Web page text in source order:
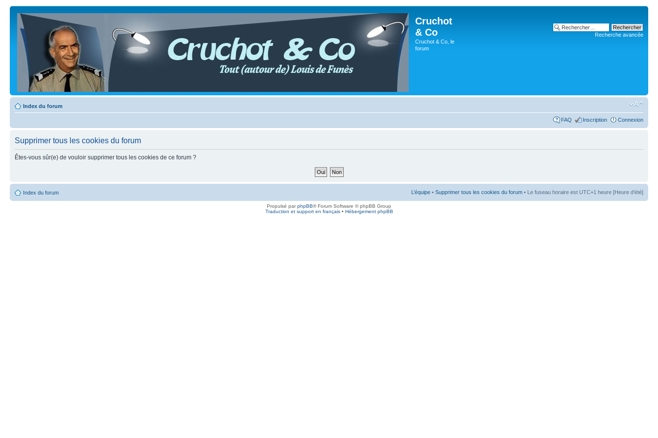
Cruchot
& Co
Cruchot & Co, le
forum
Recherche avancée
Index du forum
FAQ Inscription Connexion
Supprimer tous les cookies du forum
Êtes-vous sûr(e) de vouloir supprimer tous les cookies de ce forum ?
Index du forum L’équipe • Supprimer tous les cookies du forum • Le fuseau horaire est UTC+1 heure [Heure d’été]
Propulsé parphpBB® Forum Software © phpBB Group
Traduction et support en français• Hébergement phpBB